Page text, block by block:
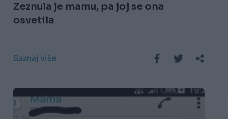
Zeznula je mamu, pa joj se ona
osvetila
Saznaj više